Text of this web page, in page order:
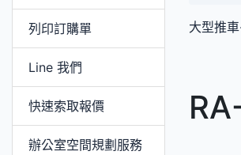
列印訂購單
Line 我們
快速索取報價
辦公室空間規劃服務
大型推